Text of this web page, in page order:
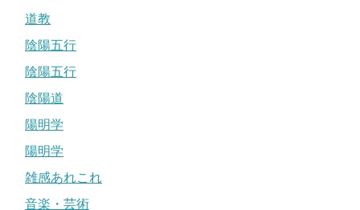
道教
陰陽五行
陰陽五行
陰陽道
陽明学
陽明学
雑感あれこれ
音楽・芸術